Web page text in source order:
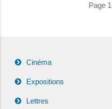
Page
Cinéma
Expositions
Lettres